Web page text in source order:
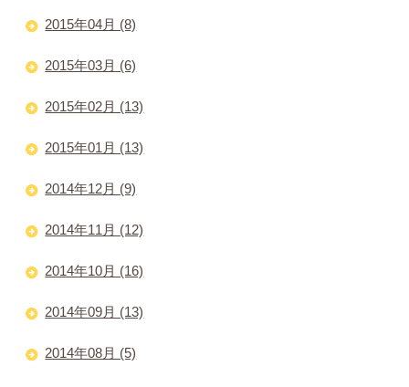
2015年04月 (8)
2015年03月 (6)
2015年02月 (13)
2015年01月 (13)
2014年12月 (9)
2014年11月 (12)
2014年10月 (16)
2014年09月 (13)
2014年08月 (5)